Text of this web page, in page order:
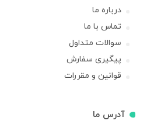
درباره ما
تماس با ما
سوالات متداول
پیگیری سفارش
قوانین و مقررات
آدرس ما